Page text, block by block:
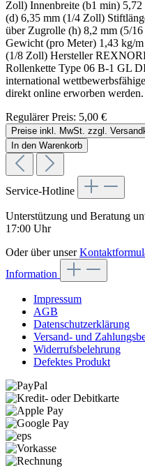
Zoll) Innenbreite (b1 min)
(d) 6,35 mm (1/4 Zoll)
über Zugrolle (h) 8,2 mm (5/
Gewicht (pro Meter) 1,43 kg/
(1/8 Zoll) Hersteller
Rollenkette Type 06 B-1 GL
international
direkt online erworben werden.
Regulärer Preis: 5,00 €
Preise inkl. MwSt. zzgl.
In den Warenkorb
Service-Hotline
Unterstützung und Beratung
17:00 Uhr
Oder über unser
Information
Impressum
AGB
Datenschutzerklärung
Versand- und
Widerrufsbelehrung
Defektes Produkt